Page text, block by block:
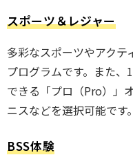
スポーツ＆レジャー
多彩なスポーツやアクテ
プログラムです。また、
できる「プロ（Pro）」
ニスなどを選択可能です。
BSS体験